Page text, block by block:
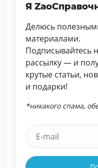
Я
Делюсь
материалами.
Подписывайтесь
рассылку — и
крутые статьи,
и подарки!
*никакого спама,